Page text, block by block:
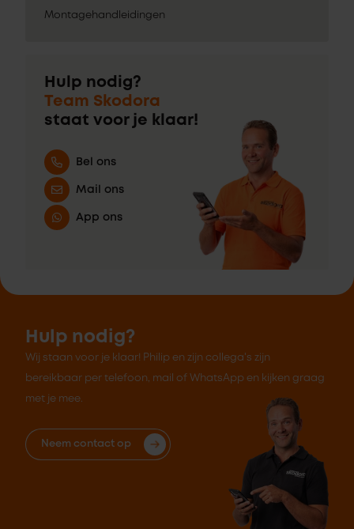
Montagehandleidingen
Hulp nodig?
Team Skodora
staat voor je klaar!
Bel ons
Mail ons
App ons
Hulp nodig?
Wij staan voor je klaar! Philip en zijn collega's zijn
bereikbaar per telefoon, mail of WhatsApp en kijken graag
met je mee.
Neem contact op